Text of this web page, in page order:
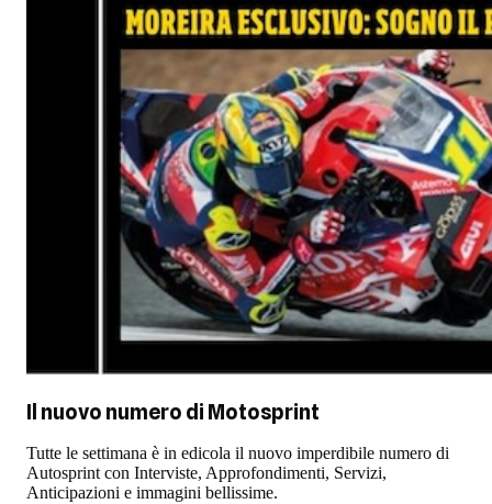
Il nuovo numero di Motosprint
Tutte le settimana è in edicola il nuovo imperdibile numero di
Autosprint con Interviste, Approfondimenti, Servizi,
Anticipazioni e immagini bellissime.